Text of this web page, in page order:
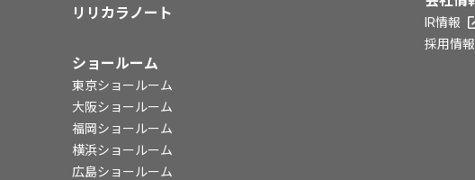
リリカラノート
ショールーム
東京ショールーム
大阪ショールーム
福岡ショールーム
横浜ショールーム
広島ショールーム
IR情報
採用情報